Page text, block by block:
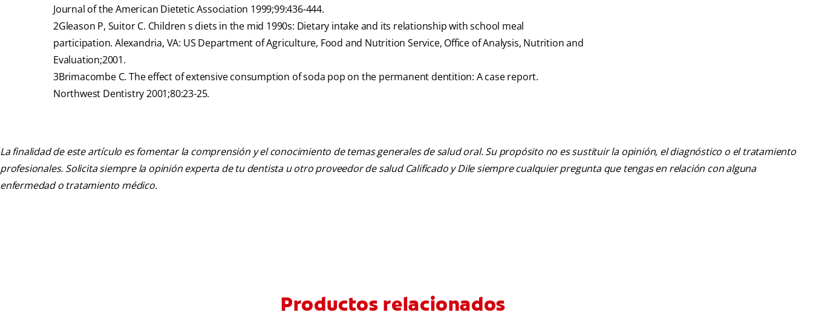
Journal of the American Dietetic Association 1999;99:436-444.
2Gleason P, Suitor C. Children s diets in the mid 1990s: Dietary intake and its relationship with school meal
participation. Alexandria, VA: US Department of Agriculture, Food and Nutrition Service, Office of Analysis, Nutrition and
Evaluation;2001.
3Brimacombe C. The effect of extensive consumption of soda pop on the permanent dentition: A case report.
Northwest Dentistry 2001;80:23-25.
La finalidad de este artículo es fomentar la comprensión y el conocimiento de temas generales de salud oral. Su propósito no es sustituir la opinión, el diagnóstico o el tratamiento
profesionales. Solicita siempre la opinión experta de tu dentista u otro proveedor de salud Calificado y Dile siempre cualquier pregunta que tengas en relación con alguna
enfermedad o tratamiento médico.
Productos relacionados